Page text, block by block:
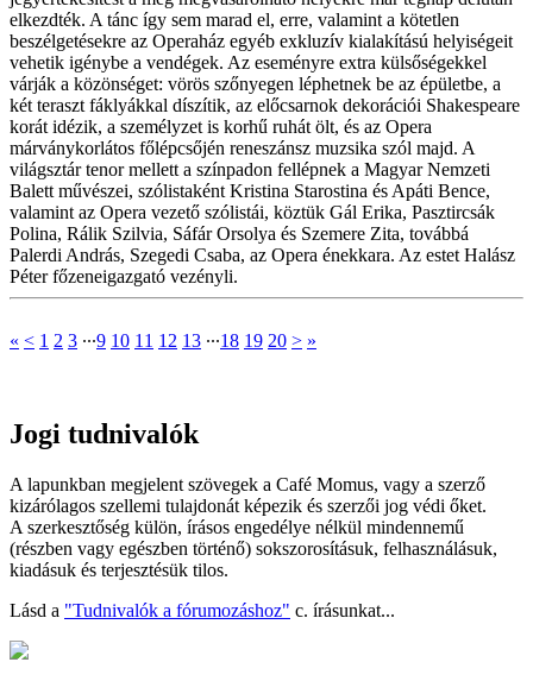
elkezdték. A tánc így sem marad el, erre, valamint a kötetlen
beszélgetésekre az Operaház egyéb exkluzív kialakítású helyiségeit
vehetik igénybe a vendégek. Az eseményre extra külsőségekkel
várják a közönséget: vörös szőnyegen léphetnek be az épületbe, a
két teraszt fáklyákkal díszítik, az előcsarnok dekorációi Shakespeare
korát idézik, a személyzet is korhű ruhát ölt, és az Opera
márványkorlátos főlépcsőjén reneszánsz muzsika szól majd. A
világsztár tenor mellett a színpadon fellépnek a Magyar Nemzeti
Balett művészei, szólistaként Kristina Starostina és Apáti Bence,
valamint az Opera vezető szólistái, köztük Gál Erika, Pasztircsák
Polina, Rálik Szilvia, Sáfár Orsolya és Szemere Zita, továbbá
Palerdi András, Szegedi Csaba, az Opera énekkara. Az estet Halász
Péter főzeneigazgató vezényli.
« < 1 2 3 ∙∙∙9 10 11 12 13 ∙∙∙18 19 20 > »
Jogi tudnivalók
A lapunkban megjelent szövegek a Café Momus, vagy a szerző
kizárólagos szellemi tulajdonát képezik és szerzői jog védi őket.
A szerkesztőség külön, írásos engedélye nélkül mindennemű
(részben vagy egészben történő) sokszorosításuk, felhasználásuk,
kiadásuk és terjesztésük tilos.
Lásd a "Tudnivalók a fórumozáshoz" c. írásunkat...